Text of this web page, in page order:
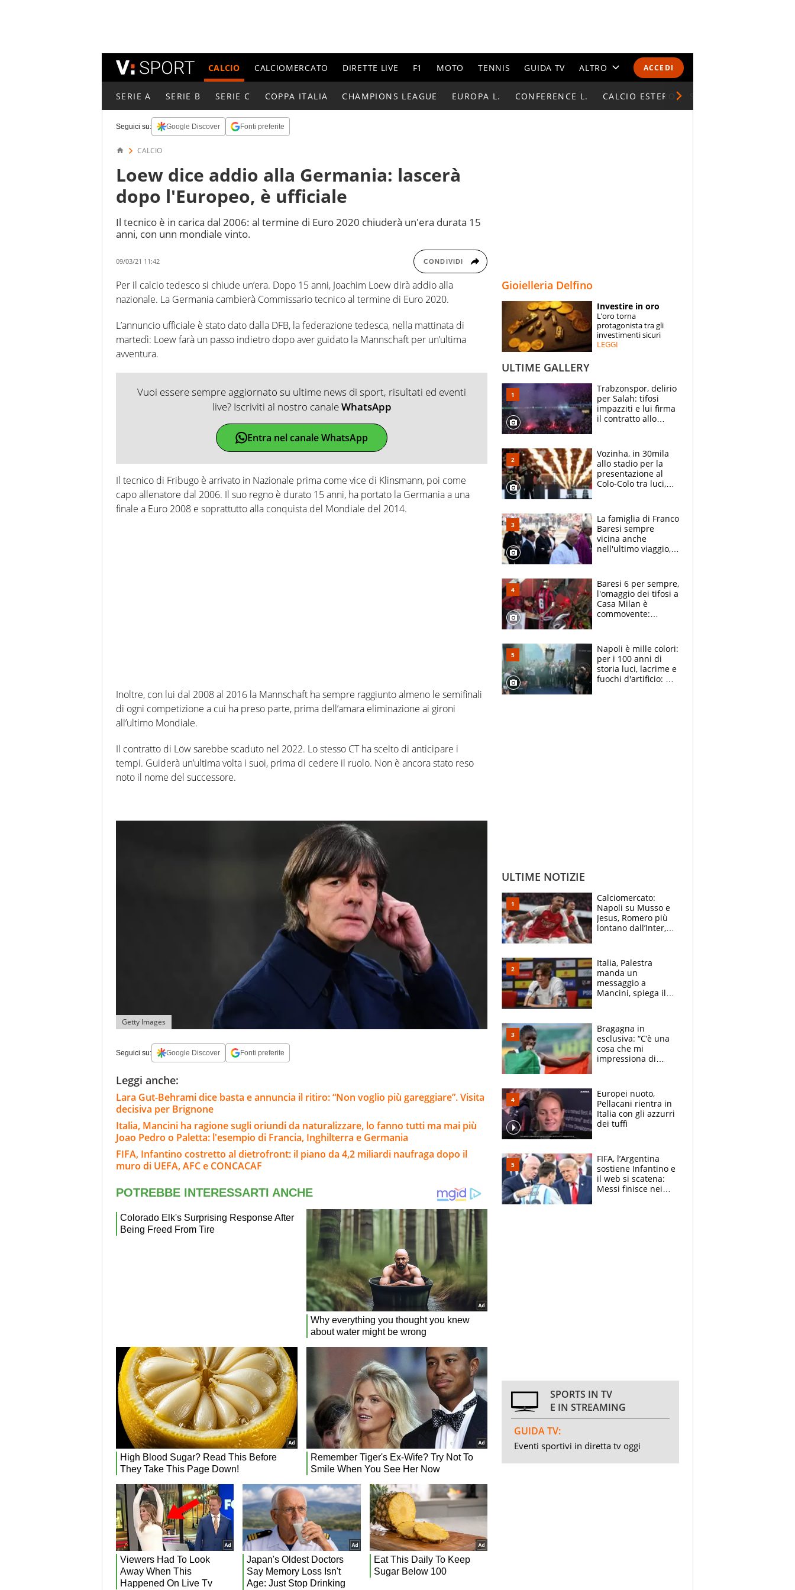
ACCEDI
CALCIO CALCIOMERCATO DIRETTE LIVE F1 MOTO TENNIS GUIDA TV ALTRO
CALENDARI E CLASSIFICHE
ESPERTI
CONTATTI
SERIE A SERIE B SERIE C COPPA ITALIA CHAMPIONS LEAGUE EUROPA L. CONFERENCE L. CALCIO ESTERO
Seguici su: Google Discover Fonti preferite
CALCIO
Loew dice addio alla Germania: lascerà
dopo l'Europeo, è ufficiale
Il tecnico è in carica dal 2006: al termine di Euro 2020 chiuderà un'era durata 15
anni, con unn mondiale vinto.
09/03/21 11:42 CONDIVIDI
Per il calcio tedesco si chiude un’era. Dopo 15 anni, Joachim Loew dirà addio alla
nazionale. La Germania cambierà Commissario tecnico al termine di Euro 2020.
L’annuncio ufficiale è stato dato dalla DFB, la federazione tedesca, nella mattinata di
martedì: Loew farà un passo indietro dopo aver guidato la Mannschaft per un’ultima
avventura.
Vuoi essere sempre aggiornato su ultime news di sport, risultati ed eventi
live? Iscriviti al nostro canaleWhatsApp
Entra nel canale WhatsApp
Il tecnico di Fribugo è arrivato in Nazionale prima come vice di Klinsmann, poi come
capo allenatore dal 2006. Il suo regno è durato 15 anni, ha portato la Germania a una
finale a Euro 2008 e soprattutto alla conquista del Mondiale del 2014.
Inoltre, con lui dal 2008 al 2016 la Mannschaft ha sempre raggiunto almeno le semifinali
di ogni competizione a cui ha preso parte, prima dell’amara eliminazione ai gironi
all’ultimo Mondiale.
Il contratto di Löw sarebbe scaduto nel 2022. Lo stesso CT ha scelto di anticipare i
tempi. Guiderà un’ultima volta i suoi, prima di cedere il ruolo. Non è ancora stato reso
noto il nome del successore.
Getty Images
Seguici su: Google Discover Fonti preferite
Leggi anche:
Lara Gut-Behrami dice basta e annuncia il ritiro: “Non voglio più gareggiare”. Visita
decisiva per Brignone
Italia, Mancini ha ragione sugli oriundi da naturalizzare, lo fanno tutti ma mai più
Joao Pedro o Paletta: l'esempio di Francia, Inghilterra e Germania
FIFA, Infantino costretto al dietrofront: il piano da 4,2 miliardi naufraga dopo il
muro di UEFA, AFC e CONCACAF
Gioielleria Delfino
Investire in oro
L’oro torna
protagonista tra gli
investimenti sicuri
LEGGI
ULTIME GALLERY
Trabzonspor, delirio
per Salah: tifosi
impazziti e lui firma
il contratto allo
Vozinha, in 30mila
allo stadio per la
presentazione al
Colo-Colo tra luci,
La famiglia di Franco
Baresi sempre
vicina anche
nell'ultimo viaggio,
circondati
dall'affetto dei tifosi
Baresi 6 per sempre,
l'omaggio dei tifosi a
Casa Milan è
commovente:
bigliettini
Napoli è mille colori:
per i 100 anni di
storia luci, lacrime e
fuochi d'artificio: De
ULTIME NOTIZIE
Calciomercato:
Napoli su Musso e
Jesus, Romero più
lontano dall’Inter,
tabellone
Italia, Palestra
manda un
messaggio a
Mancini, spiega il
l'alleanza con
Donnarumma
Bragagna in
esclusiva: “C’è una
cosa che mi
impressiona di
E svela la sorpresa
agli Europei
Europei nuoto,
Pellacani rientra in
Italia con gli azzurri
dei tuffi
FIFA, l’Argentina
sostiene Infantino e
il web si scatena:
Messi finisce nei
SPORTS IN TV
E IN STREAMING
GUIDA TV:
Eventi sportivi in diretta tv oggi